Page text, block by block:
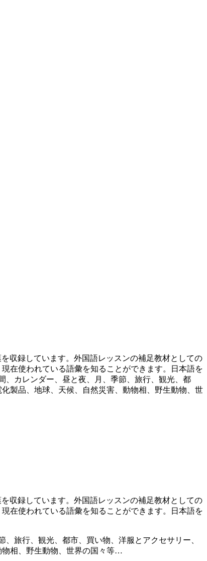
収録しています。外国語レッスンの補足教材としての
在使われている語彙を知ることができます。日本語を
、カレンダー、昼と夜、月、季節、旅行、観光、都
製品、地球、天候、自然災害、動物相、野生動物、世
収録しています。外国語レッスンの補足教材としての
在使われている語彙を知ることができます。日本語を
旅行、観光、都市、買い物、洋服とアクセサリー、
物相、野生動物、世界の国々等…